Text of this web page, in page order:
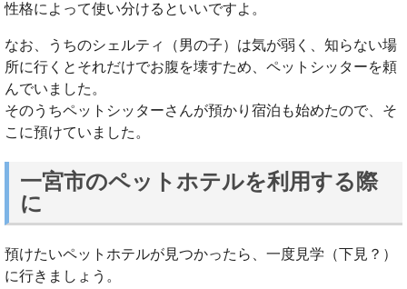
性格によって使い分けるといいですよ。
なお、うちのシェルティ（男の子）は気が弱く、知らない場
所に行くとそれだけでお腹を壊すため、ペットシッターを頼
んでいました。
そのうちペットシッターさんが預かり宿泊も始めたので、そ
こに預けていました。
一宮市のペットホテルを利用する際
に
預けたいペットホテルが見つかったら、一度見学（下見？）
に行きましょう。